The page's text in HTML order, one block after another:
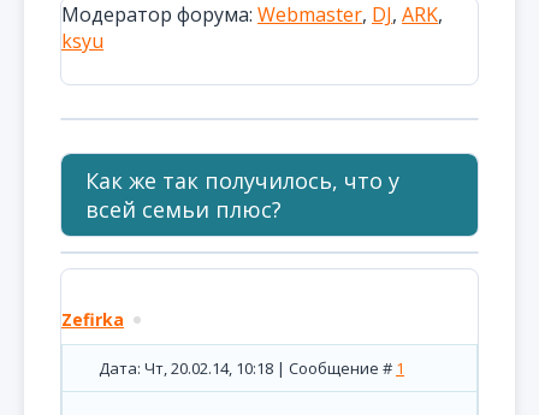
Модератор форума: Webmaster, DJ, ARK,
ksyu
Как же так получилось, что у
всей семьи плюс?
Zefirka
Дата: Чт, 20.02.14, 10:18 | Сообщение # 1